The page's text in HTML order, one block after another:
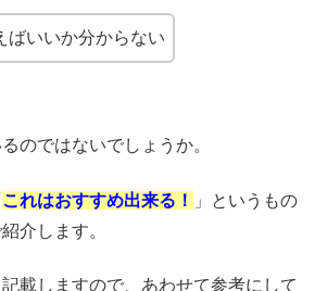
ばいいか分からない
のではないでしょうか。
これはおすすめ出来る！
」というもの
介します。
載しますので、あわせて参考にして